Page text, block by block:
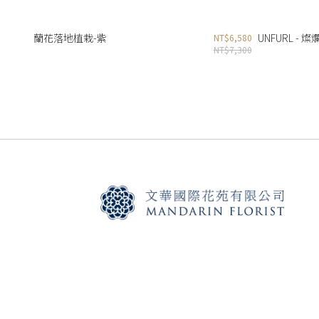
蘭花落地植栽-紫
NT$6,580
NT$7,300
UNFURL - 燦